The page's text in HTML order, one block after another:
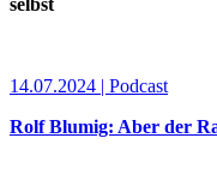
selbst
14.07.2024 | Podcast
Rolf Blumig: Aber der